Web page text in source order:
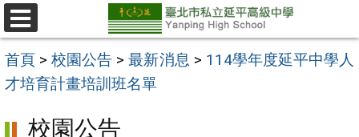
跳
至
主
要
選
單
首頁 >校園公告 >最新消息 > 114學年度延平中學人
才培育計畫培訓班名單
校園公告